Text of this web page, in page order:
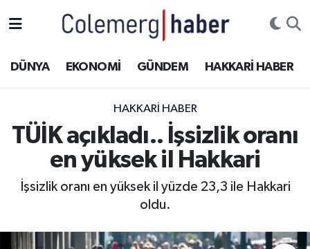
DÜNYA EKONOMİ GÜNDEM HAKKARİ HABER
HAKKARI HABER
TÜİK açıkladı.. İşsizlik oranı
en yüksek il Hakkari
İşsizlik oranı en yüksek il yüzde 23,3 ile Hakkari
oldu.
ASAYİŞ
ÇOCUK
DOĞA
DÜNYA
Hakkâri Hava Durumu
Hakkari Namaz Vakitleri
Hakkâri Trafik Yoğunluk Haritası
Süper Lig Puan Durumu ve Fikstür